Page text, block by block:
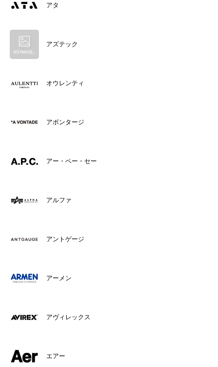
アタ
アズテック
オウレンティ
アボンタージ
アー・ペー・セー
アルファ
アントゲージ
アーメン
アヴィレックス
エアー